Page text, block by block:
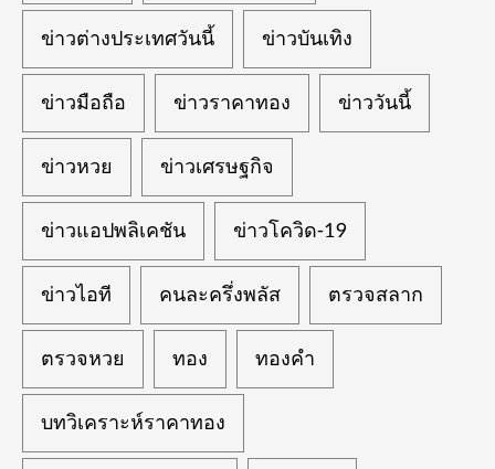
ข่าวต่างประเทศวันนี้ ข่าวบันเทิง
ข่าวมือถือ ข่าวราคาทอง ข่าววันนี้
ข่าวหวย ข่าวเศรษฐกิจ
ข่าวแอปพลิเคชัน ข่าวโควิด-19
ข่าวไอที คนละครึ่งพลัส ตรวจสลาก
ตรวจหวย ทอง ทองคำ
บทวิเคราะห์ราคาทอง